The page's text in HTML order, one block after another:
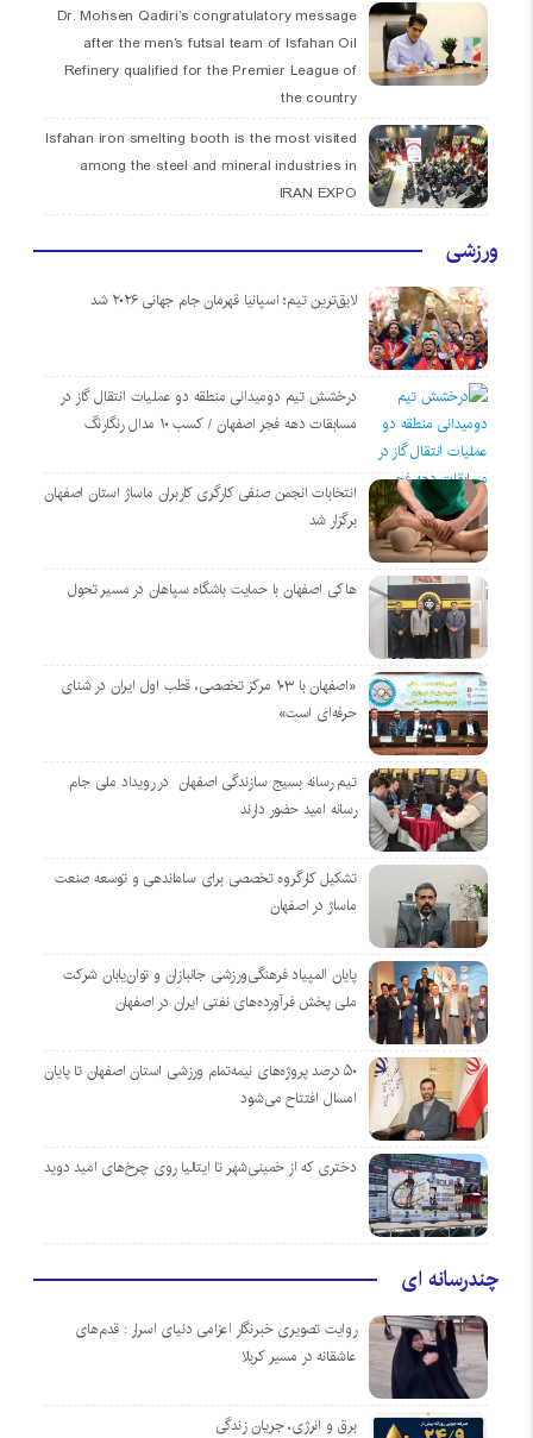
Dr. Mohsen Qadiri’s congratulatory message
after the men’s futsal team of Isfahan Oil
Refinery qualified for the Premier League of
the country
Isfahan iron smelting booth is the most visited
among the steel and mineral industries in
IRAN EXPO
ورزشی
لایق‌ترین تیم؛ اسپانیا قهرمان جام جهانی ۲۰۲۶ شد
درخشش تیم دومیدانی منطقه دو عملیات انتقال گاز در
مسابقات دهه فجر اصفهان / کسب ۱۰ مدال رنگارنگ
انتخابات انجمن صنفی کارگری کاربران ماساژ استان اصفهان
برگزار شد
هاکی اصفهان با حمایت باشگاه سپاهان در مسیر تحول
«اصفهان با ۱۰۳ مرکز تخصصی، قطب اول ایران در شنای
حرفه‌ای است»
تیم رسانه بسیج سازندگی اصفهان در رویداد ملی جام
رسانه امید حضور دارند
تشکیل کارگروه تخصصی برای ساماندهی و توسعه صنعت
ماساژ در اصفهان
پایان المپیاد فرهنگی‌ورزشی جانبازان و توان‌یابان شرکت
ملی پخش فرآورده‌های نفتی ایران در اصفهان
۵۰ درصد پروژه‌های نیمه‌تمام ورزشی استان اصفهان تا پایان
امسال افتتاح می‌شود
دختری که از خمینی‌شهر تا ایتالیا روی چرخ‌های امید دوید
چندرسانه ای
روایت تصویری خبرنگار اعزامی دنیای اسرار : قدم‌های
عاشقانه در مسیر کربلا
برق و انرژی، جریان زندگی